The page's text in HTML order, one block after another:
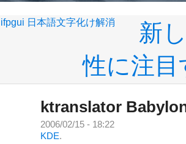
ifpgui 日本語文字化け解消
新
性に注
ktranslator
2006/02/15 - 18:22
KDE.